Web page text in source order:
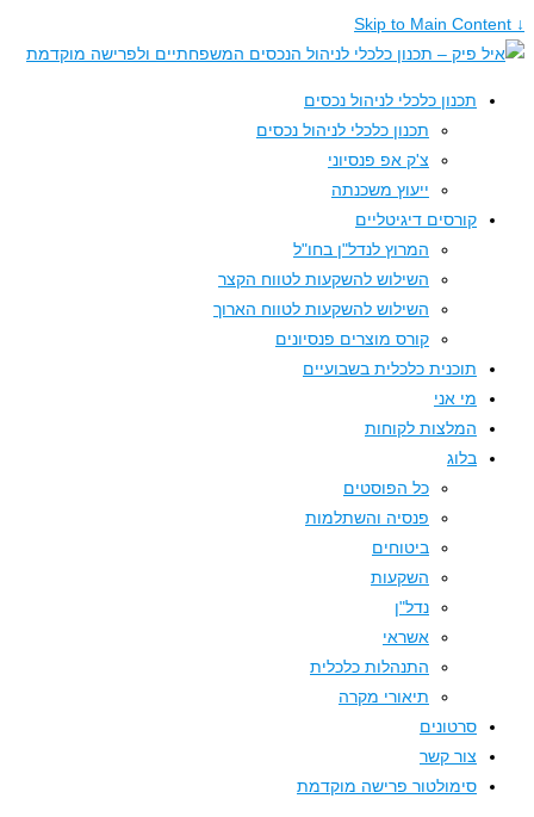
תכנון כלכלי לניהול נכסים
תכנון כלכלי לניהול נכסים
צ'ק אפ פנסיוני
ייעוץ משכנתה
קורסים דיגיטליים
המרוץ לנדל"ן בחו"ל
השילוש להשקעות לטווח הקצר
השילוש להשקעות לטווח הארוך
קורס מוצרים פנסיונים
תוכנית כלכלית בשבועיים
מי אני
המלצות לקוחות
בלוג
כל הפוסטים
פנסיה והשתלמות
ביטוחים
השקעות
נדל"ן
אשראי
התנהלות כלכלית
תיאורי מקרה
סרטונים
צור קשר
סימולטור פרישה מוקדמת